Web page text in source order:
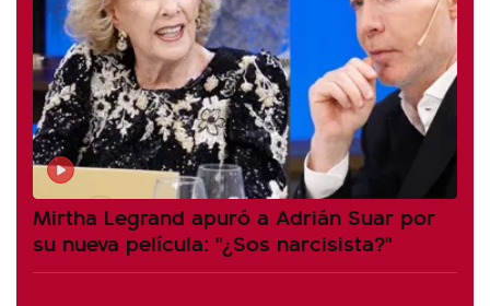
Mirtha Legrand apuró a Adrián Suar por
su nueva película: "¿Sos narcisista?"